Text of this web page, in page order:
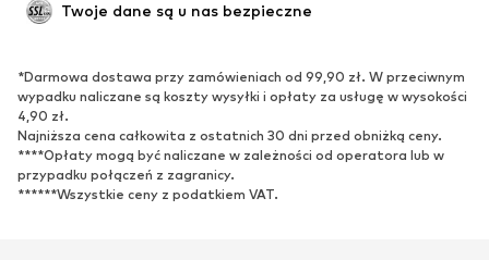
Nowości
Na czasie
Trampki & sneakersy
Czółenka & buty na obcasie
Kozaki
Sandały
Twoje dane są u nas bezpieczne
*Darmowa dostawa przy zamówieniach od 99,90 zł. W przeciwnym
wypadku naliczane są koszty wysyłki i opłaty za usługę w wysokości
4,90 zł.
Najniższa cena całkowita z ostatnich 30 dni przed obniżką ceny.
****Opłaty mogą być naliczane w zależności od operatora lub w
przypadku połączeń z zagranicy.
******Wszystkie ceny z podatkiem VAT.